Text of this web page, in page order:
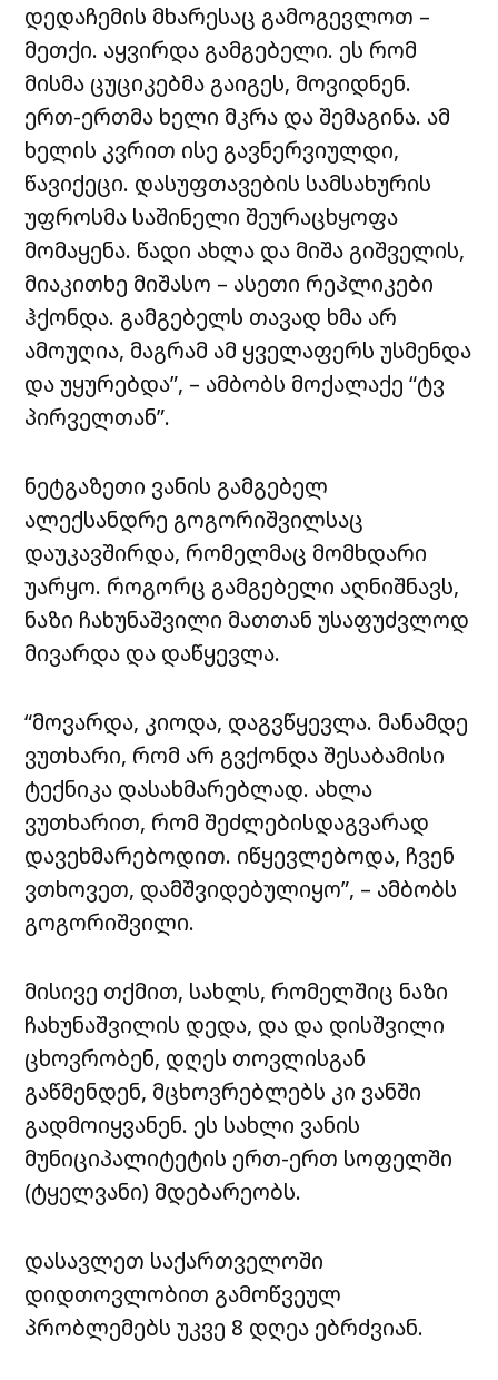
დედაჩემის მხარესაც გამოგევლოთ –
მეთქი. აყვირდა გამგებელი. ეს რომ
მისმა ცუციკებმა გაიგეს, მოვიდნენ.
ერთ-ერთმა ხელი მკრა და შემაგინა. ამ
ხელის კვრით ისე გავნერვიულდი,
წავიქეცი. დასუფთავების სამსახურის
უფროსმა საშინელი შეურაცხყოფა
მომაყენა. წადი ახლა და მიშა გიშველის,
მიაკითხე მიშასო – ასეთი რეპლიკები
ჰქონდა. გამგებელს თავად ხმა არ
ამოუღია, მაგრამ ამ ყველაფერს უსმენდა
და უყურებდა”, – ამბობს მოქალაქე “ტვ
პირველთან”.
ნეტგაზეთი ვანის გამგებელ
ალექსანდრე გოგორიშვილსაც
დაუკავშირდა, რომელმაც მომხდარი
უარყო. როგორც გამგებელი აღნიშნავს,
ნაზი ჩახუნაშვილი მათთან უსაფუძვლოდ
მივარდა და დაწყევლა.
“მოვარდა, კიოდა, დაგვწყევლა. მანამდე
ვუთხარი, რომ არ გვქონდა შესაბამისი
ტექნიკა დასახმარებლად. ახლა
ვუთხარით, რომ შეძლებისდაგვარად
დავეხმარებოდით. იწყევლებოდა, ჩვენ
ვთხოვეთ, დამშვიდებულიყო”, – ამბობს
გოგორიშვილი.
მისივე თქმით, სახლს, რომელშიც ნაზი
ჩახუნაშვილის დედა, და და დისშვილი
ცხოვრობენ, დღეს თოვლისგან
გაწმენდენ, მცხოვრებლებს კი ვანში
გადმოიყვანენ. ეს სახლი ვანის
მუნიციპალიტეტის ერთ-ერთ სოფელში
(ტყელვანი) მდებარეობს.
დასავლეთ საქართველოში
დიდთოვლობით გამოწვეულ
პრობლემებს უკვე 8 დღეა ებრძვიან.